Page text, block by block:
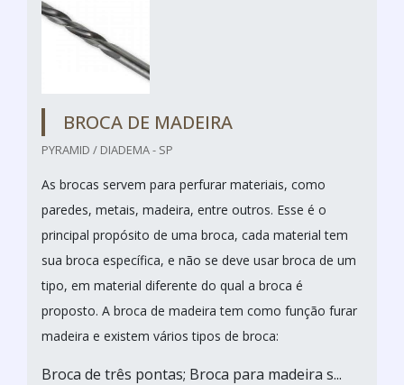
BROCA DE MADEIRA
PYRAMID / DIADEMA - SP
As brocas servem para perfurar materiais, como
paredes, metais, madeira, entre outros. Esse é o
principal propósito de uma broca, cada material tem
sua broca específica, e não se deve usar broca de um
tipo, em material diferente do qual a broca é
proposto. A broca de madeira tem como função furar
madeira e existem vários tipos de broca:
Broca de três pontas; Broca para madeira s...